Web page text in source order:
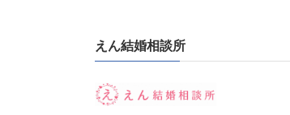
えん結婚相談所